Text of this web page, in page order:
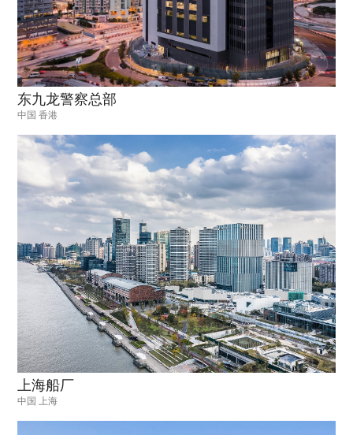
东九龙警察总部
中国 香港
上海船厂
中国 上海